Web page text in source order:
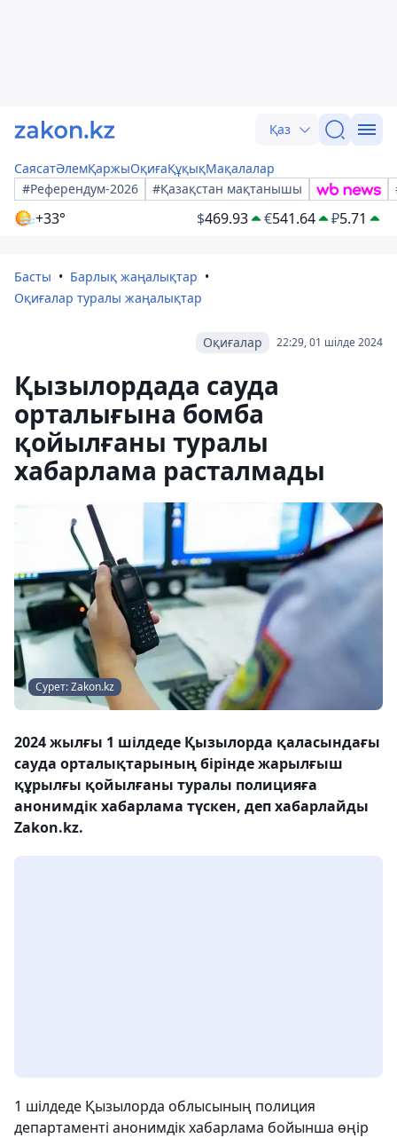
Қаз
СаясатӘлемҚаржыОқиғаҚұқықМақалалар
#Референдум-2026
#Қазақстан мақтанышы
+33° $469.93 €541.64 ₽5.71
Басты
Барлық жаңалықтар
Оқиғалар туралы жаңалықтар
22:29, 01 шілде 2024
Оқиғалар
Қызылордада сауда
орталығына бомба
қойылғаны туралы
хабарлама расталмады
Сурет: Zakon.kz
2024 жылғы 1 шілдеде Қызылорда қаласындағы
сауда орталықтарының бірінде жарылғыш
құрылғы қойылғаны туралы полицияға
анонимдік хабарлама түскен, деп хабарлайды
Zakon.kz.
1 шілдеде Қызылорда облысының полиция
департаменті анонимдік хабарлама бойынша өңір